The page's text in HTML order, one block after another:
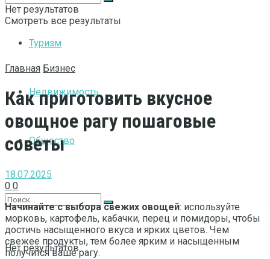
Туризм
Недвижимость
Общество
Нет результатов
Нет результатов
Смотреть все результаты
Главная Бизнес
Как приготовить вкусное
овощное рагу пошаговые
советы
18.07.2025
0 0
Начинайте с выбора свежих овощей: используйте
морковь, картофель, кабачки, перец и помидоры, чтобы
достичь насыщенного вкуса и ярких цветов. Чем
свежее продукты, тем более ярким и насыщенным
получится ваше рагу.